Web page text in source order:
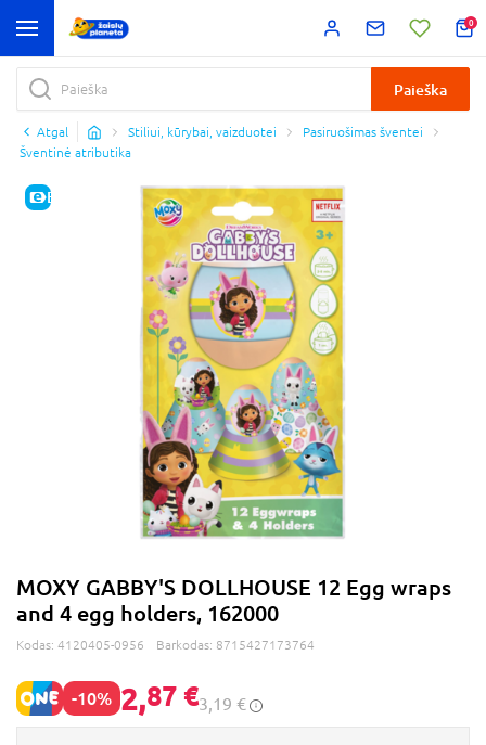
0
Paieška
Atgal Stiliui, kūrybai, vaizduotei
Pasiruošimas šventei
Šventinė atributika
E-KAINA
MOXY GABBY'S DOLLHOUSE 12 Egg wraps
and 4 egg holders, 162000
Kodas: 4120405-0956 Barkodas: 8715427173764
-10% 2,87 €3,19 €